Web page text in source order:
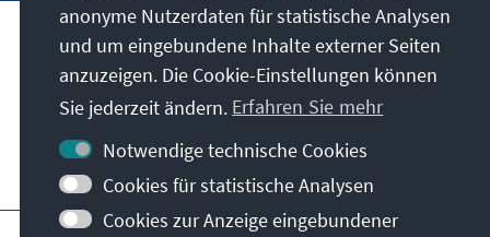
Unser Auftrag
Kontakt
Weitere Angebote der Stiftung
anonyme Nutzerdaten für statistische Analysen
und um eingebundene Inhalte externer Seiten
anzuzeigen. Die Cookie-Einstellungen können
Sie jederzeit ändern. Erfahren Sie mehr
Notwendige technische Cookies
Cookies für statistische Analysen
Cookies zur Anzeige eingebundener